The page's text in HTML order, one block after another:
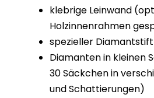
klebrige Leinwand
Holzinnenrahmen
spezieller Diamantstift
Diamanten in kleinen
30 Säckchen in
und Schattierungen)